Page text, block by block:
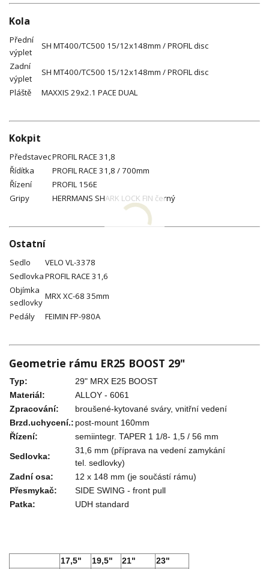
Kola
Přední
výplet
SH MT400/TC500 15/12x148mm / PROFIL disc
Zadní
výplet
SH MT400/TC500 15/12x148mm / PROFIL disc
Pláště
MAXXIS 29x2.1 PACE DUAL
Kokpit
PředstavecPROFIL RACE 31,8
Řídítka
PROFIL RACE 31,8 / 700mm
Řízení
PROFIL 156E
Gripy
HERRMANS SHARK LOCK FIN černý
Ostatní
Sedlo
VELO VL-3378
SedlovkaPROFIL RACE 31,6
Objímka
sedlovky
MRX XC-68 35mm
Pedály
FEIMIN FP-980A
Geometrie rámu ER25 BOOST 29"
Typ:
29" MRX E25 BOOST
Materiál:
ALLOY - 6061
Zpracování:
broušené-kytované sváry, vnitřní vedení
Brzd.uchycení.: post-mount 160mm
Řízení:
semiintegr. TAPER 1 1/8- 1,5 / 56 mm
Sedlovka:
31,6 mm (příprava na vedení zamykání
tel. sedlovky)
Zadní osa:
12 x 148 mm (je součástí rámu)
Přesmykač:
SIDE SWING - front pull
Patka:
UDH standard
17,5" 19,5" 21"
23"